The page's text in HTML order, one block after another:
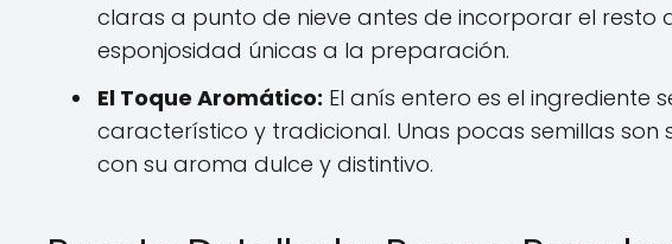
claras a punto de nieve antes de incorporar el resto
esponjosidad únicas a la preparación.
El Toque Aromático: El anís entero es el ingrediente
característico y tradicional. Unas pocas semillas
con su aroma dulce y distintivo.